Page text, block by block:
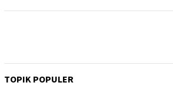
TOPIK POPULER